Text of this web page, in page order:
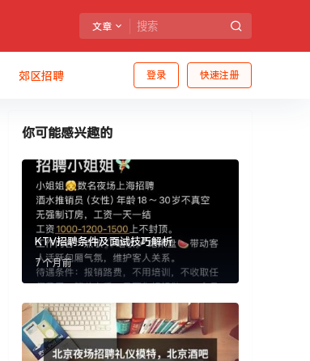
文章
登录 快速注册
郊区招聘
你可能感兴趣的
KTV招聘条件及面试技巧解析
7 个月前